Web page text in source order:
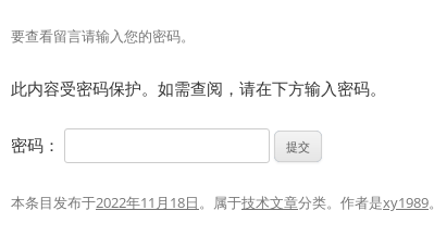
要查看留言请输入您的密码。
此内容受密码保护。如需查阅，请在下方输入密码。
密码：
本条目发布于2022年11月18日。属于技术文章分类。 作者是xy1989。